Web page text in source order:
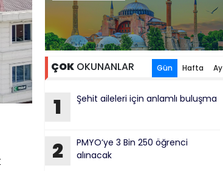
ÇOKOKUNANLAR Gün Hafta Ay
1 Şehit aileleri için anlamlı buluşma
2
PMYO’ye 3 Bin 250 öğrenci
alınacak